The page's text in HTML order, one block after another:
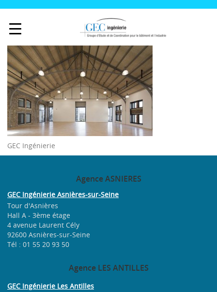
GEC Ingénierie
AgenceASNIERES
GEC Ingénierie Asnières-sur-Seine
Tour d'Asnières
Hall A - 3ème étage
4 avenue Laurent Cély
92600 Asnières-sur-Seine
Tél : 01 55 20 93 50
AgenceLES ANTILLES
GEC Ingénierie Les Antilles